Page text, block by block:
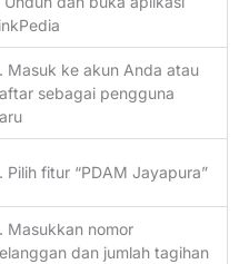
Masuk ke akun Anda atau
sebagai pengguna
Pilih fitur “PDAM Jayapura”
Masukkan nomor
dan jumlah tagihan